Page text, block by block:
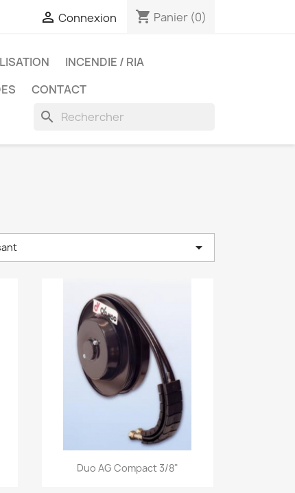
 Connexion shopping_cart Panier (0)
INCENDIE / RIA
CONTACT
search

 Aperçu rapide
Duo AG Compact 3/8"